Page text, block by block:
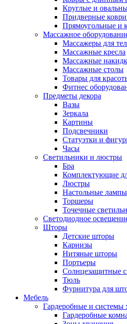
Круглые и
Придверные
Прямоугольные и
Массажное
Массажеры для
Массажные кресла
Массажные
Массажные столы
Товары для
Фитнес
Предметы декора
Вазы
Зеркала
Картины
Подсвечники
Статуэтки и
Часы
Светильники и люстры
Бра
Комплектующие
Люстры
Настольные лампы
Торшеры
Точечные
Светодиодное
Шторы
Детские шторы
Карнизы
Нитяные шторы
Портьеры
Солнцезащитные
Тюль
Фурнитура для
Мебель
Гардеробные и системы
Гардеробные